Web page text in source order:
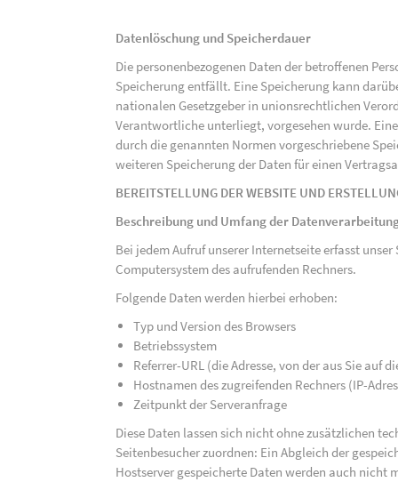
Datenlöschung und Speicherdauer
Die personenbezogenen Daten der betroffenen
Speicherung entfällt. Eine Speicherung kann
nationalen Gesetzgeber in unionsrechtlichen
Verantwortliche unterliegt, vorgesehen wurde.
durch die genannten Normen vorgeschriebene
weiteren Speicherung der Daten für einen
BEREITSTELLUNG DER WEBSITE UND
Beschreibung und Umfang der
Bei jedem Aufruf unserer Internetseite erfasst
Computersystem des aufrufenden Rechners.
Folgende Daten werden hierbei erhoben:
Typ und Version des Browsers
Betriebssystem
Referrer-URL (die Adresse, von der aus Sie auf
Hostnamen des zugreifenden Rechners (IP-
Zeitpunkt der Serveranfrage
Diese Daten lassen sich nicht ohne zusätzlichen
Seitenbesucher zuordnen: Ein Abgleich der
Hostserver gespeicherte Daten werden auch nicht